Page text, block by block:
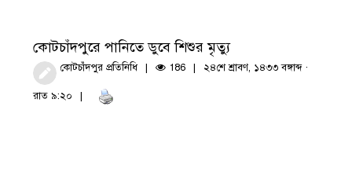
কোটচাঁদপুরে পানিতে ডুবে শিশুর মৃত্যু
কোটচাঁদপুর প্রতিনিধি 186 ২৪শে শ্রাবণ, ১৪৩৩ বঙ্গাব্দ ·
রাত ৯:২০